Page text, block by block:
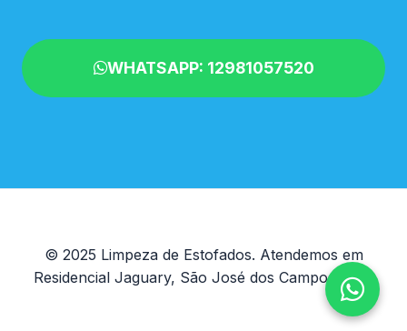
WHATSAPP: 12981057520
© 2025 Limpeza de Estofados. Atendemos em
Residencial Jaguary, São José dos Campos - SP.